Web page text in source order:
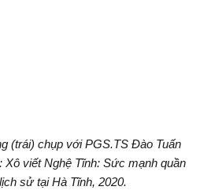
(trái) chụp với PGS.TS Đào Tuấn
Xô viết Nghệ Tĩnh: Sức mạnh quần
sử tại Hà Tĩnh, 2020.